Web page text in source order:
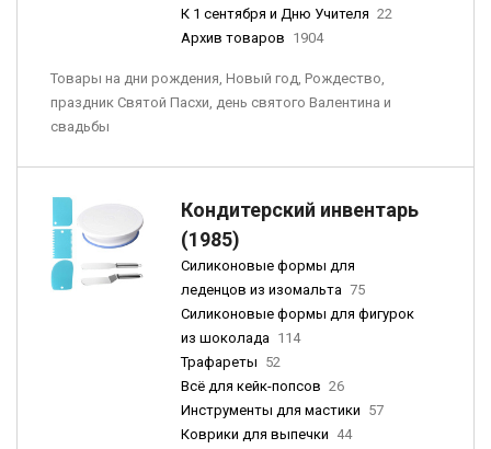
К 1 сентября и Дню Учителя 22
Архив товаров 1904
Товары на дни рождения, Новый год, Рождество,
праздник Святой Пасхи, день святого Валентина и
свадьбы
Кондитерский инвентарь
(1985)
Силиконовые формы для
леденцов из изомальта 75
Силиконовые формы для фигурок
из шоколада 114
Трафареты 52
Всё для кейк-попсов 26
Инструменты для мастики 57
Коврики для выпечки 44